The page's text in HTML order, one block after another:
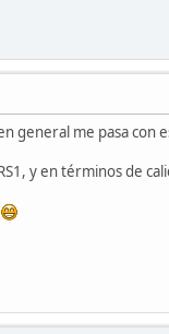
general me pasa
y en términos de